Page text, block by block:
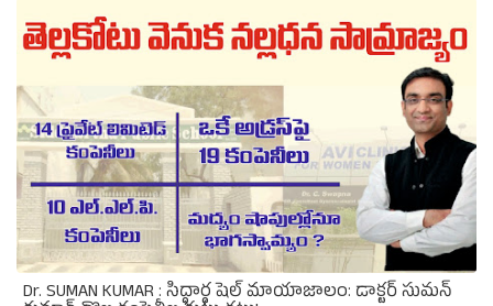
Dr. SUMAN KUMAR : సిద్ధార్థ షెల్ మాయాజాలం: డాక్టర్ సుమన్